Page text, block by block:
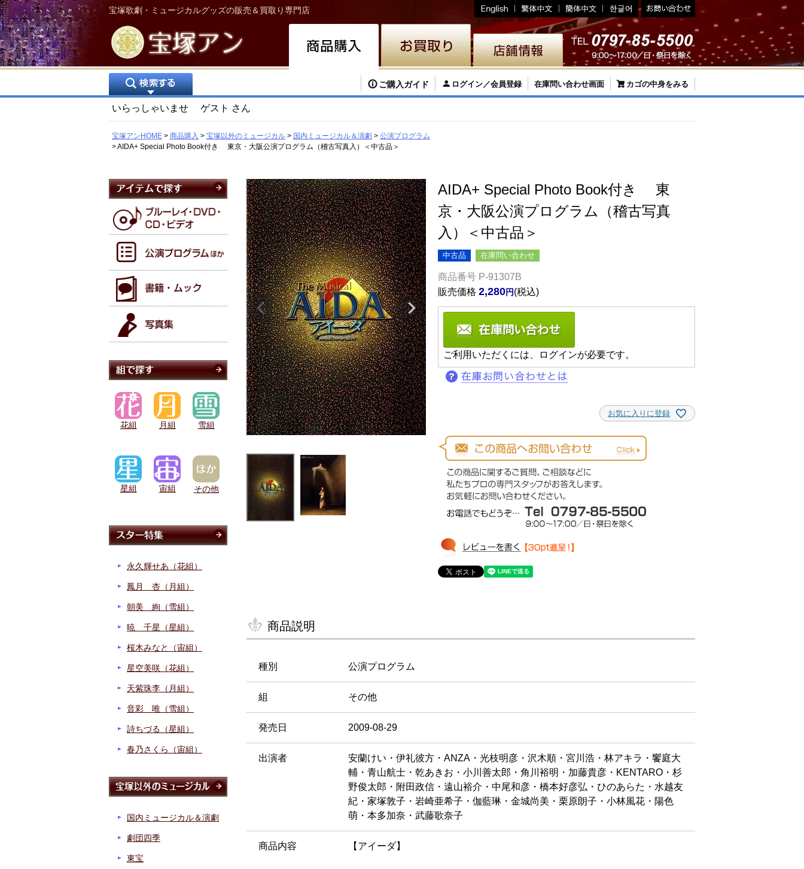
宝塚歌劇・ミュージカルグッズの販売＆買取り専門店
ご購入ガイド ログイン／会員登録 在庫問い合わせ画面 カゴの中身をみる
いらっしゃいませ ゲスト さん
宝塚アンHOME 商品購入 宝塚以外のミュージカル 国内ミュージカル＆演劇
公演プログラム
AIDA+ Special Photo Book付き 東京・大阪公演プログラム（稽古写真入）＜中古品＞
AIDA+ Special Photo Book付き 東
京・大阪公演プログラム（稽古写真
入）＜中古品＞
中古品 在庫問い合わせ
商品番号 P-91307B
販売価格 2,280 税込
ご利用いただくには、ログインが必要です。
お気に入りに登録
商品説明
種別 公演プログラム
組 その他
発売日 2009-08-29
出演者
安蘭けい・伊礼彼方・ANZA・光枝明彦・沢木順・宮川浩・林アキラ・饗庭大
輔・青山航士・乾あきお・小川善太郎・角川裕明・加藤貴彦・KENTARO・杉
野俊太郎・附田政信・遠山裕介・中尾和彦・橋本好彦弘・ひのあらた・水越友
紀・家塚敦子・岩崎亜希子・伽藍琳・金城尚美・栗原朗子・小林風花・陽色
萌・本多加奈・武藤歌奈子
商品内容 【アイーダ】
花組 月組 雪組
星組 宙組 その他
永久輝せあ（花組）
鳳月 杏（月組）
朝美 絢（雪組）
暁 千星（星組）
桜木みなと（宙組）
星空美咲（花組）
天紫珠李（月組）
音彩 唯（雪組）
詩ちづる（星組）
春乃さくら（宙組）
国内ミュージカル＆演劇
劇団四季
東宝